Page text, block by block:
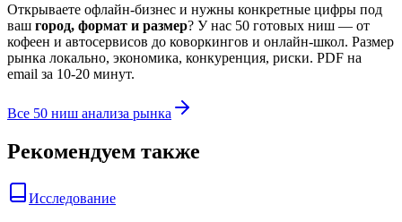
Открываете офлайн-бизнес и нужны конкретные цифры под
ваш город, формат и размер? У нас 50 готовых ниш — от
кофеен и автосервисов до коворкингов и онлайн-школ. Размер
рынка локально, экономика, конкуренция, риски. PDF на
email за 10-20 минут.
Все 50 ниш анализа рынка
Рекомендуем также
Исследование